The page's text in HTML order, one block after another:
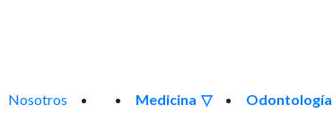
Nosotros Medicina Odontología